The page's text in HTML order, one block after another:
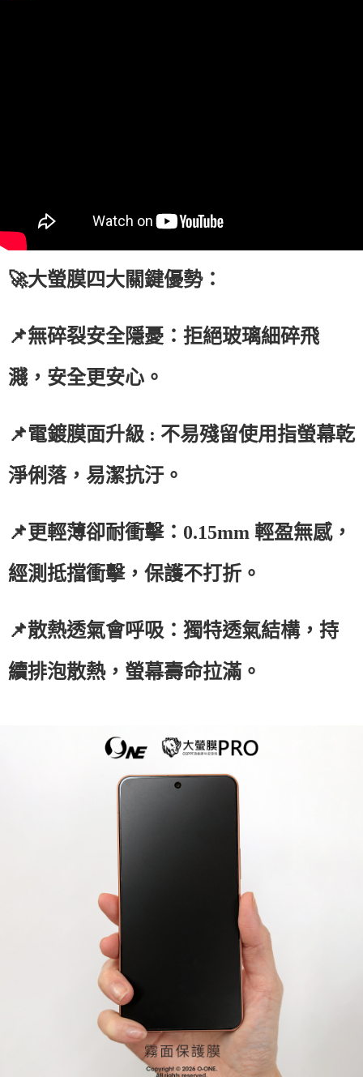
🚀大螢膜四大關鍵優勢：
📌無碎裂安全隱憂：拒絕玻璃細碎飛
濺，安全更安心。
📌電鍍膜面升級 : 不易殘留使用指螢幕乾
淨俐落，易潔抗汙。
📌更輕薄卻耐衝擊：0.15mm 輕盈無感，
經測抵擋衝擊，保護不打折。
📌散熱透氣會呼吸：獨特透氣結構，持
續排泡散熱，螢幕壽命拉滿。